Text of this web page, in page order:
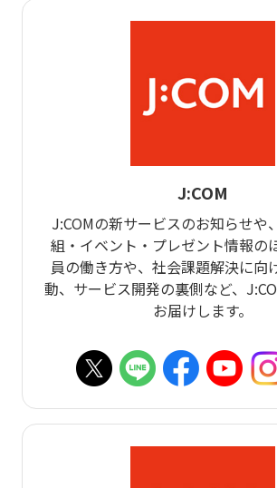
J:COM
J:COMの新サービスのお知らせや
組・イベント・プレゼント情報の
員の働き方や、社会課題解決に向
動、サービス開発の裏側など、
お届けします。